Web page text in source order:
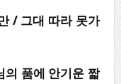
/ 그대 따라 못가
의 품에 안기운 짧